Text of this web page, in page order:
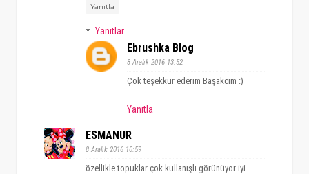
Yanıtla
Yanıtlar
Ebrushka Blog
8 Aralık 2016 13:52
Çok teşekkür ederim Başakcım :)
Yanıtla
ESMANUR
8 Aralık 2016 10:59
özellikle topuklar çok kullanışlı görünüyor iyi